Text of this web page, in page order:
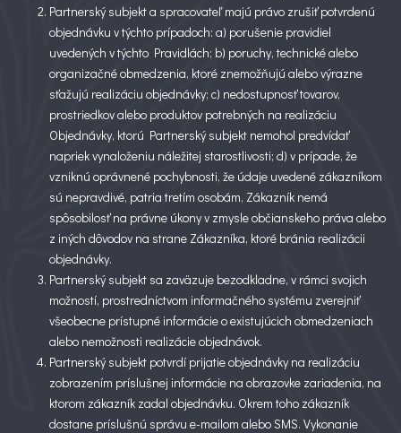
Partnerský subjekt a spracovateľ majú právo zrušiť potvrdenú
objednávku v týchto prípadoch: a) porušenie pravidiel
uvedených v týchto Pravidlách; b) poruchy, technické alebo
organizačné obmedzenia, ktoré znemožňujú alebo výrazne
sťažujú realizáciu objednávky; c) nedostupnosť tovarov,
prostriedkov alebo produktov potrebných na realizáciu
Objednávky, ktorú Partnerský subjekt nemohol predvídať
napriek vynaloženiu náležitej starostlivosti; d) v prípade, že
vzniknú oprávnené pochybnosti, že údaje uvedené zákazníkom
sú nepravdivé, patria tretím osobám, Zákazník nemá
spôsobilosť na právne úkony v zmysle občianskeho práva alebo
z iných dôvodov na strane Zákazníka, ktoré bránia realizácii
objednávky.
Partnerský subjekt sa zaväzuje bezodkladne, v rámci svojich
možností, prostredníctvom informačného systému zverejniť
všeobecne prístupné informácie o existujúcich obmedzeniach
alebo nemožnosti realizácie objednávok.
Partnerský subjekt potvrdí prijatie objednávky na realizáciu
zobrazením príslušnej informácie na obrazovke zariadenia, na
ktorom zákazník zadal objednávku. Okrem toho zákazník
dostane príslušnú správu e-mailom alebo SMS. Vykonanie